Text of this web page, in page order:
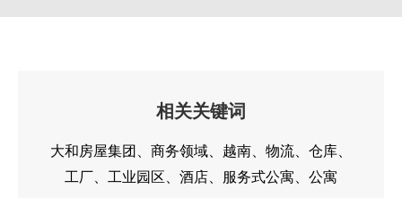
相关关键词
大和房屋集团 商务领域 越南 物流
仓库
工厂
工业园区 酒店 服务式公寓 公寓